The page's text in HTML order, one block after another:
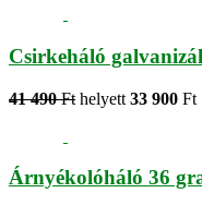
Csirkeháló
41 490 Ft helyett 33 900 Ft
Árnyékolóháló 36